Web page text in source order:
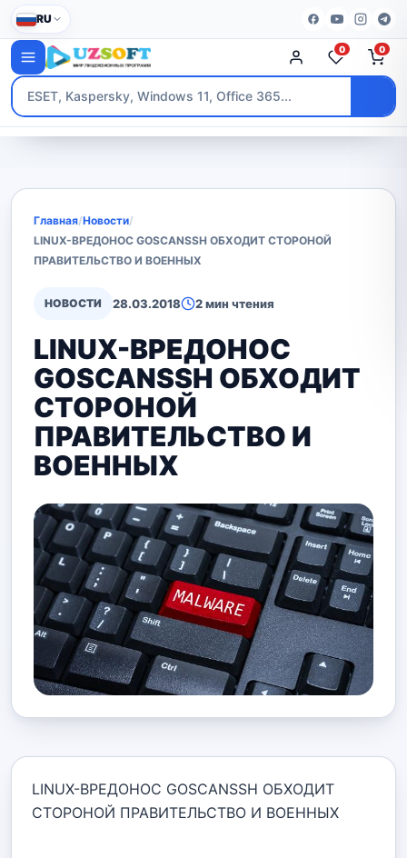
RU
0 0
Главная/Новости/
LINUX-ВРЕДОНОС GOSCANSSH ОБХОДИТ СТОРОНОЙ
ПРАВИТЕЛЬСТВО И ВОЕННЫХ
НОВОСТИ 28.03.2018 2 мин чтения
LINUX-ВРЕДОНОС
GOSCANSSH ОБХОДИТ
СТОРОНОЙ
ПРАВИТЕЛЬСТВО И
ВОЕННЫХ
LINUX-ВРЕДОНОС GOSCANSSH ОБХОДИТ
СТОРОНОЙ ПРАВИТЕЛЬСТВО И ВОЕННЫХ